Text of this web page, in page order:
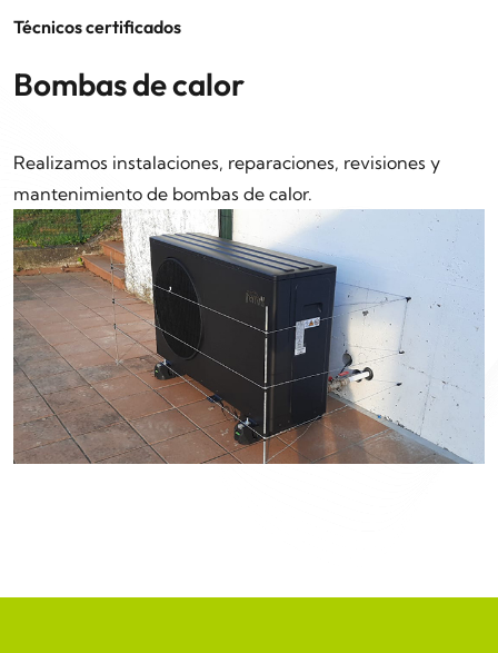
Técnicos certificados
Bombas de calor
Realizamos instalaciones, reparaciones, revisiones y
mantenimiento de bombas de calor.